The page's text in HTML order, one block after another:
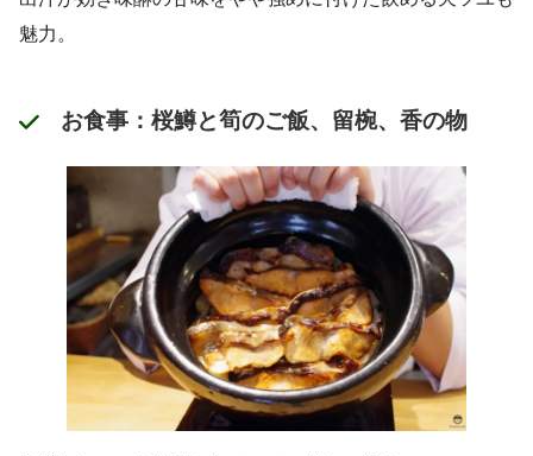
魅力。
お食事：桜鱒と筍のご飯、留椀、香の物